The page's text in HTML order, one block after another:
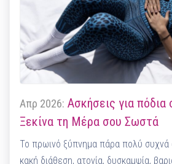
Απρ 2026: Ασκήσεις για πόδια
Ξεκίνα τη Μέρα σου Σωστά
Το πρωινό ξύπνημα πάρα πολύ συχνά
κακή διάθεση, ατονία, δυσκαμψία,